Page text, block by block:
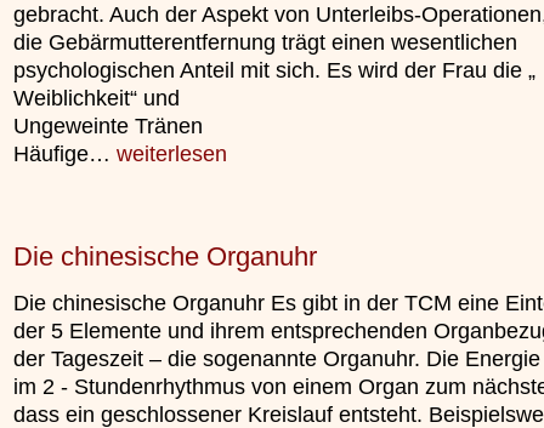
gebracht. Auch der Aspekt von Unterleibs-
die Gebärmutterentfernung trägt einen wesentlichen
psychologischen Anteil mit sich. Es wird der Frau die „
Weiblichkeit“ und
Ungeweinte Tränen
Häufige… weiterlesen
Die chinesische Organuhr
Die chinesische Organuhr Es gibt in der TCM eine
der 5 Elemente und ihrem entsprechenden
der Tageszeit – die sogenannte Organuhr. Die
im 2 - Stundenrhythmus von einem Organ zum
dass ein geschlossener Kreislauf entsteht.
In der TCM sind Experten der Meinung, dass jeder
Organismus einem wiederkehrenden
unterliegt.
»»»